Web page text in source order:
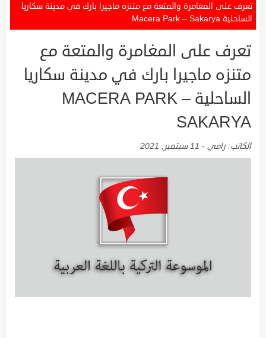
تعرف على المغامرة والمتعة مع متنزه ماجيرا بارك في مدينة سكاريا
الساحلية Macera Park – Sakarya
تعرف على المغامرة والمتعة مع
متنزه ماجيرا بارك في مدينة سكاريا
الساحلية MACERA PARK –
SAKARYA
الكاتب: رامي - 11 سبتمبر, 2021